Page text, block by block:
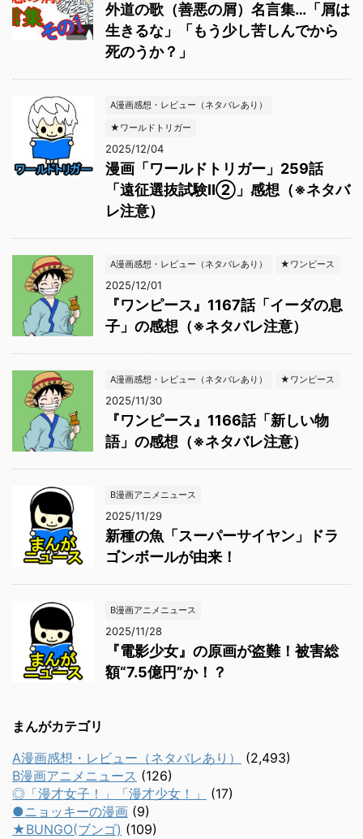
外道の歌（善悪の屑）名言集…「屑は
生きるな」「もう少し苦しんでから
死のうか？」
A漫画感想・レビュー（ネタバレあり）
★ワールドトリガー
2025/12/04
漫画「ワールドトリガー」259話
「遠征選抜試験Ⅱ②」感想（※ネタバ
レ注意）
A漫画感想・レビュー（ネタバレあり） ★ワンピース
2025/12/01
『ワンピース』1167話「イーダの息
子」の感想（※ネタバレ注意）
A漫画感想・レビュー（ネタバレあり） ★ワンピース
2025/11/30
『ワンピース』1166話「新しい物
語」の感想（※ネタバレ注意）
B漫画アニメニュース
2025/11/29
新種の魚「スーパーサイヤン」ドラ
ゴンボールが由来！
B漫画アニメニュース
2025/11/28
『電影少女』の原画が盗難！被害総
額“7.5億円”か！？
まんがカテゴリ
A漫画感想・レビュー（ネタバレあり）
(2,493)
B漫画アニメニュース (126)
◎「漫才女子！」「漫才少女！」
(17)
●ニョッキーの漫画 (9)
★BUNGO(ブンゴ) (109)